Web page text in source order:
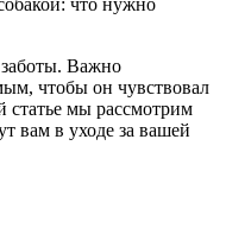
заботы. Важно
чтобы он чувствовал
статье мы рассмотрим
вам в уходе за вашей